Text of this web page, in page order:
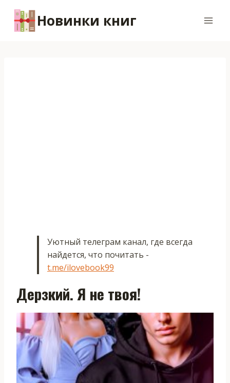
содержимому
Новинки книг
Уютный телеграм канал, где всегда
найдется, что почитать -
t.me/ilovebook99
Дерзкий. Я не твоя!